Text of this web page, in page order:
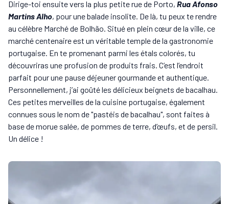
Dirige-toi ensuite vers la plus petite rue de Porto, Rua Afonso
Martins Alho, pour une balade insolite. De là, tu peux te rendre
au célèbre Marché de Bolhão. Situé en plein cœur de la ville, ce
marché centenaire est un véritable temple de la gastronomie
portugaise. En te promenant parmi les étals colorés, tu
découvriras une profusion de produits frais. C’est l’endroit
parfait pour une pause déjeuner gourmande et authentique.
Personnellement, j’ai goûté les délicieux beignets de bacalhau.
Ces petites merveilles de la cuisine portugaise, également
connues sous le nom de "pastéis de bacalhau", sont faites à
base de morue salée, de pommes de terre, d’œufs, et de persil.
Un délice !